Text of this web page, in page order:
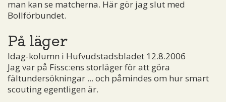
man kan se matcherna. Här gör jag slut med
Bollförbundet.
På läger
Idag-kolumn i Hufvudstadsbladet 12.8.2006
Jag var på Fissc:ens storläger för att göra
fältundersökningar ... och påmindes om hur smart
scouting egentligen är.